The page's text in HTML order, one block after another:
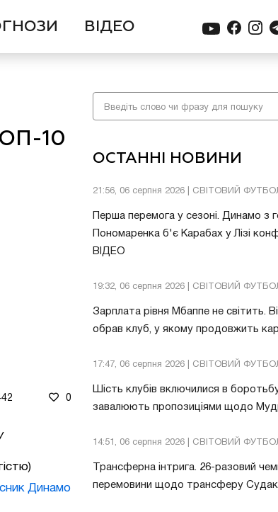
ВІДЕО
ОСТАННІ НОВИНИ
21:56, 06 серпня 2026 | СВІТОВИЙ
Перша перемога у сезоні. Динамо з
Пономаренка б'є Карабах у Лізі
ВІДЕО
19:32, 06 серпня 2026 | СВІТОВИЙ ФУТБОЛ
Зарплата рівня Мбаппе не світить.
обрав клуб, у якому продовжить
17:47, 06 серпня 2026 | СВІТОВИЙ ФУТБОЛ
Шість клубів включилися в
завалюють пропозиціями щодо
14:51, 06 серпня 2026 | СВІТОВИЙ ФУТБОЛ
Трансферна інтрига. 26-разовий
перемовини щодо трансферу
10
0
Динамо